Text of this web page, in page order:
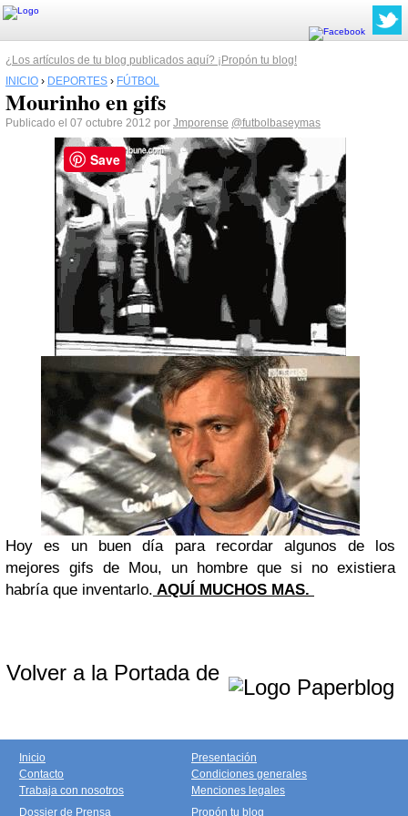
¿Los artículos de tu blog publicados aquí? ¡Propón tu blog!
INICIO › DEPORTES › FÚTBOL
Mourinho en gifs
Publicado el 07 octubre 2012 por Jmporense @futbolbaseymas
Hoy es un buen día para recordar algunos de los
mejores gifs de Mou, un hombre que si no existiera
habría que inventarlo. AQUÍ MUCHOS MAS.
Volver a la Portada de
Inicio
Contacto
Trabaja con nosotros
Presentación
Condiciones generales
Menciones legales
Dossier de Prensa
Propón tu blog
Save